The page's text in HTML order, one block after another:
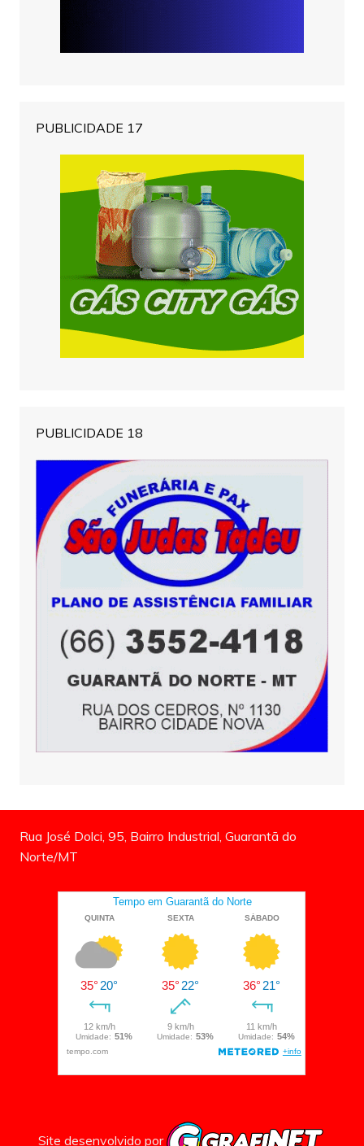
PUBLICIDADE 17
PUBLICIDADE 18
Rua José Dolci, 95, Bairro Industrial, Guarantã do
Norte/MT
Site desenvolvido por